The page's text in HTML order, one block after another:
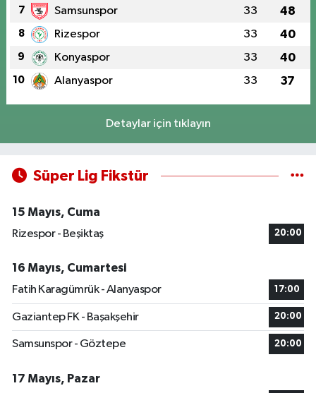
7 Samsunspor 33 48
8 Rizespor 33 40
9 Konyaspor 33 40
10 Alanyaspor 33 37
Detaylar için tıklayın
Süper Lig Fikstür
15 Mayıs, Cuma
Rizespor - Beşiktaş
20:00
16 Mayıs, Cumartesi
Fatih Karagümrük - Alanyaspor
17:00
Gaziantep FK - Başakşehir 20:00
Samsunspor - Göztepe 20:00
17 Mayıs, Pazar